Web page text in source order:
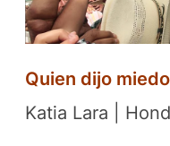
Quien dijo miedo
Katia Lara |